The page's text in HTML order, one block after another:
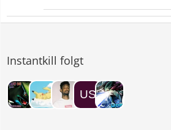
Instantkill folgt